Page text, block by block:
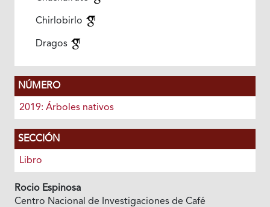
Chirlobirlo
Dragos
NÚMERO
2019: Árboles nativos
SECCIÓN
Libro
Rocio Espinosa
Centro Nacional de Investigaciones de Café